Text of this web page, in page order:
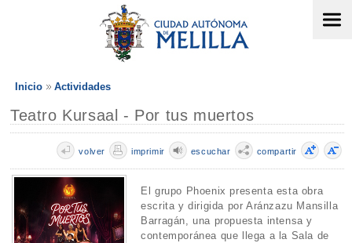
Inicio Actividades
Teatro Kursaal - Por tus muertos
compartir
escuchar
imprimir
volver
El grupo Phoenix presenta esta obra
escrita y dirigida por Aránzazu Mansilla
Barragán, una propuesta intensa y
contemporánea que llega a la Sala de